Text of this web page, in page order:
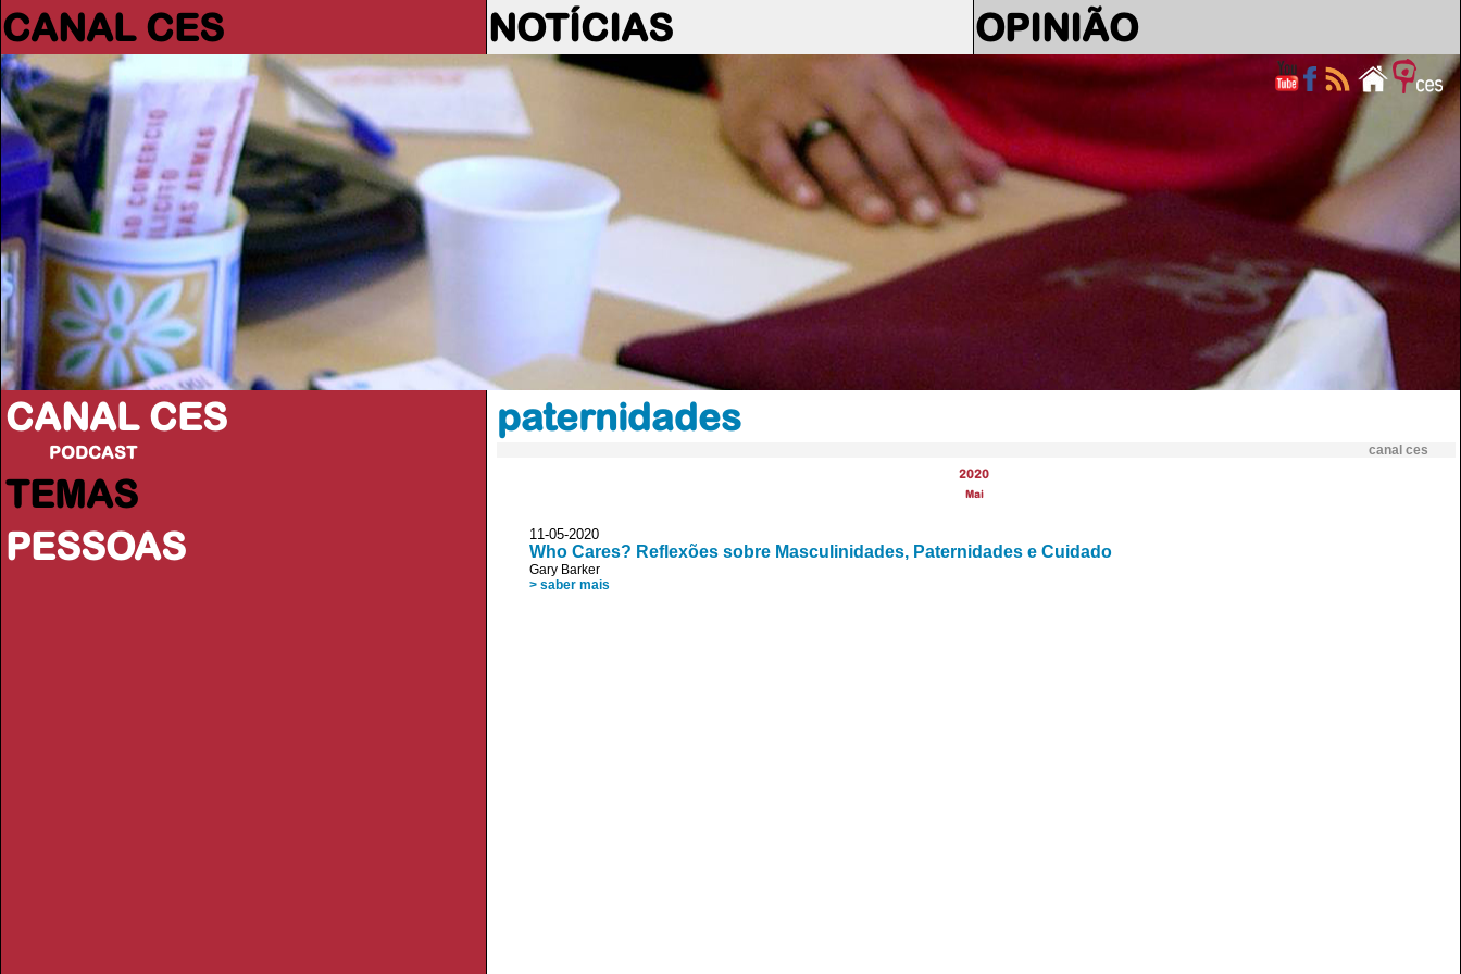
CANAL CES NOTÍCIAS OPINIÃO
CANAL CES
PODCAST
TEMAS
PESSOAS
paternidades
canal ces
2020
Mai
11-05-2020
Who Cares? Reflexões sobre Masculinidades, Paternidades e Cuidado
Gary Barker
> saber mais